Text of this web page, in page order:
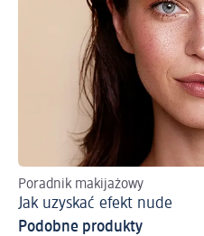
Poradnik makijażowy
Jak uzyskać efekt nude
Podobne produkty